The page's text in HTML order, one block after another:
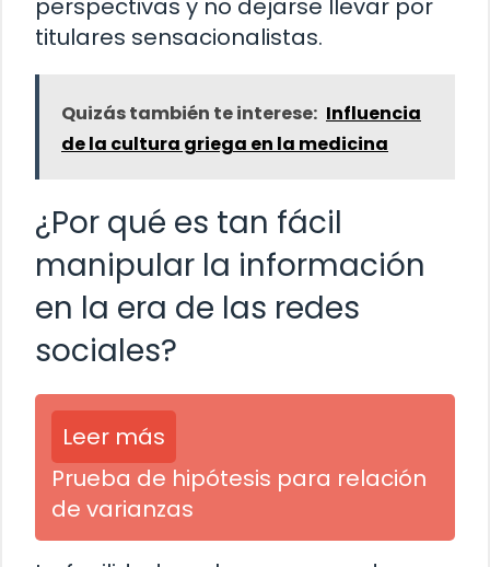
perspectivas y no dejarse llevar por
titulares sensacionalistas.
Quizás también te interese: Influencia
de la cultura griega en la medicina
¿Por qué es tan fácil
manipular la información
en la era de las redes
sociales?
Leer más
Prueba de hipótesis para relación
de varianzas